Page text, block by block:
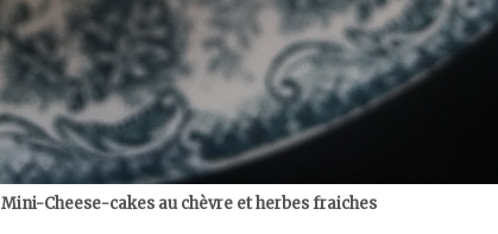
Mini-Cheese-cakes au chèvre et herbes fraiches